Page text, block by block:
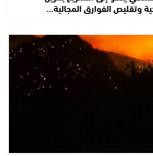
وتقليص الفوارق المجالية…